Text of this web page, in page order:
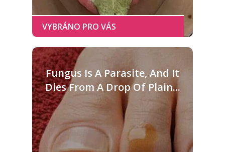
Fungus Is A Parasite, And It
Dies From A Drop Of Plain...